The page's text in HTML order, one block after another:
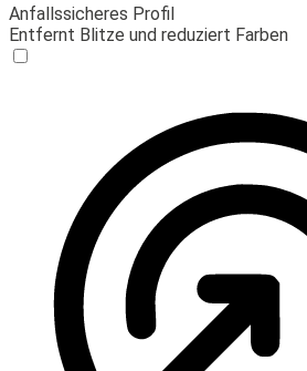
Anfallssicheres Profil
Entfernt Blitze und reduziert Farben